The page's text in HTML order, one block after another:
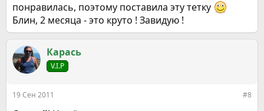
понравилась, поэтому поставила эту тетку
Блин, 2 месяца - это круто ! Завидую !
Карась
V.I.P
19 Сен 2011 #8